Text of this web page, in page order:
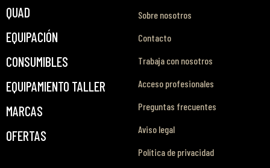
QUAD
EQUIPACIÓN
CONSUMIBLES
EQUIPAMIENTO TALLER
MARCAS
OFERTAS
Sobre nosotros
Contacto
Trabaja con nosotros
Acceso profesionales
Preguntas frecuentes
Aviso legal
Política de privacidad